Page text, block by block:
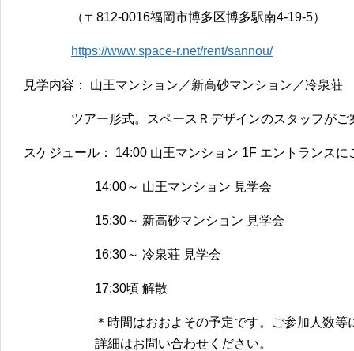
（〒812-0016福岡市博多区博多駅南4-19-5）
https://www.space-r.net/rent/sannou/
見学内容： 山王マンション／新高砂マンション／冷泉荘
ツアー形式。スペースＲデザインのスタッフがご
スケジュール： 14:00 山王マンション 1F エントランスに
14:00～ 山王マンション 見学会
15:30～ 新高砂マンション 見学会
16:30～ 冷泉荘 見学会
17:30頃 解散
＊時間はおおよその予定です。ご参加人数
詳細はお問い合わせください。